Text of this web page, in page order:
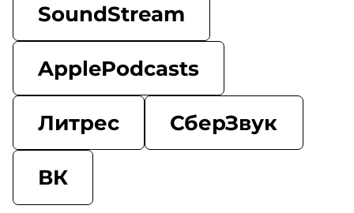
SoundStream
ApplePodcasts
Литрес СберЗвук
ВК